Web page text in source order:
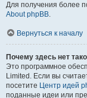
Для получения более
About phpBB.
Вернуться к началу
Почему здесь нет
Это программное
Limited. Если вы
посетите Центр идей
поданные идеи или